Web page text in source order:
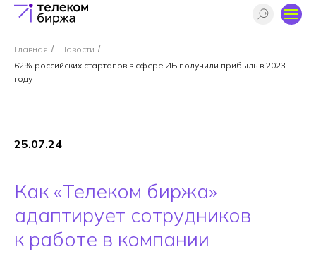
Главная / Новости /
62% российских стартапов в сфере ИБ получили прибыль в 2023
году
25.07.24
Как «Телеком биржа»
адаптирует сотрудников
к работе в компании